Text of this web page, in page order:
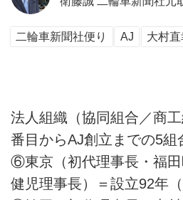
二輪車新聞社便り AJ 大村
法人組織（協同組合／商
番目からAJ創立までの5
⑥東京（初代理事長・福
健児理事長）＝設立92年（